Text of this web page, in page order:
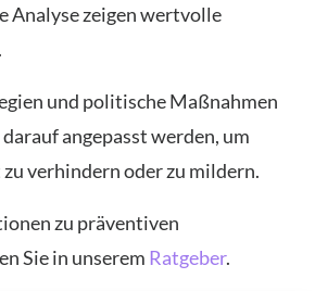
Analyse zeigen wertvolle
und politische Maßnahmen
angepasst werden, um
verhindern oder zu mildern.
zu präventiven
Sie in unserem Ratgeber.